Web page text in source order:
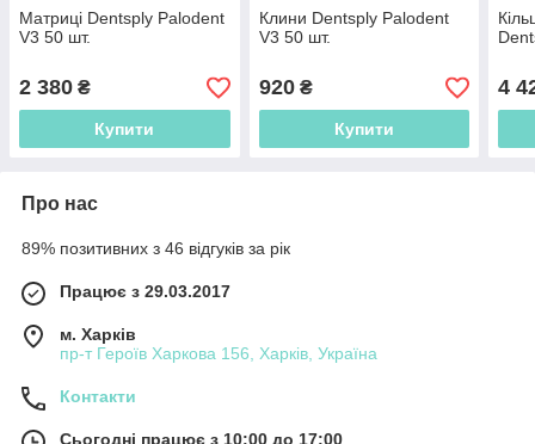
Матриці Dentsply Palodent
V3 50 шт.
2 380 ₴
Купити
Клини Dentsply Palodent
V3 50 шт.
920₴
Купити
4
Про нас
89% позитивних з 46 відгуків за рік
Працює з 29.03.2017
м. Харків
пр-т Героїв Харкова 156, Харків, Україна
Контакти
Сьогодні працює з 10:00 до 17:00